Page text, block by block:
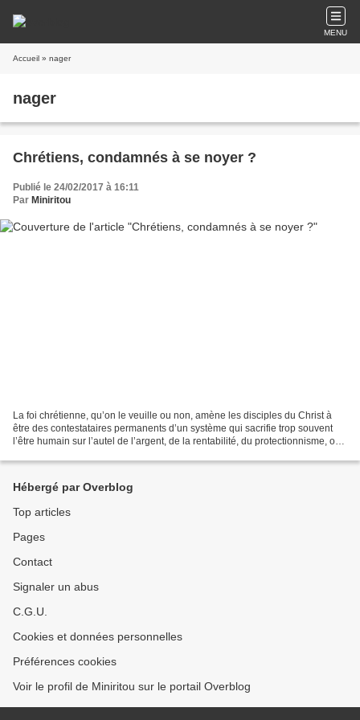
MENU
Accueil » nager
nager
Chrétiens, condamnés à se noyer ?
Publié le 24/02/2017 à 16:11
Par Miniritou
La foi chrétienne, qu’on le veuille ou non, amène les disciples du Christ à
être des contestataires permanents d’un système qui sacrifie trop souvent
l’être humain sur l’autel de l’argent, de la rentabilité, du protectionnisme, ou
Hébergé par Overblog
Top articles
Pages
Contact
Signaler un abus
C.G.U.
Cookies et données personnelles
Préférences cookies
Voir le profil de Miniritou sur le portail Overblog